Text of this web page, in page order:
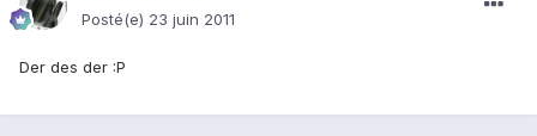
Posté(e) 23 juin 2011
Der des der :P